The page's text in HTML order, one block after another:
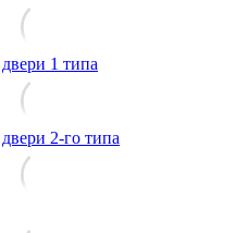
1 типа
2-го типа